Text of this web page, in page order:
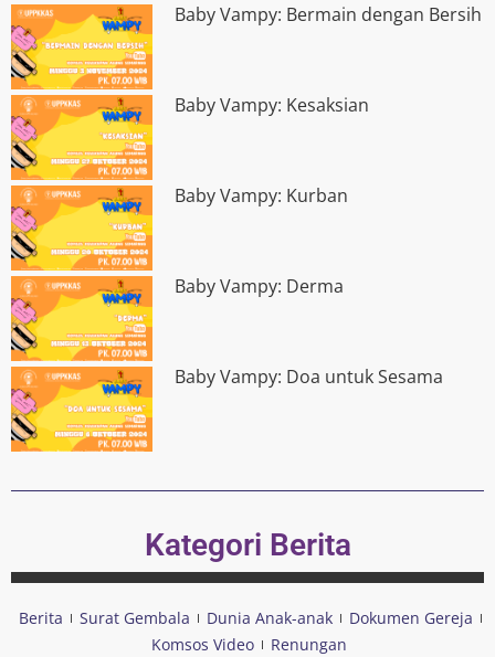
Baby Vampy: Bermain dengan Bersih
Baby Vampy: Kesaksian
Baby Vampy: Kurban
Baby Vampy: Derma
Baby Vampy: Doa untuk Sesama
Kategori Berita
Berita Surat Gembala Dunia Anak-anak
Dokumen Gereja
Komsos Video
Renungan